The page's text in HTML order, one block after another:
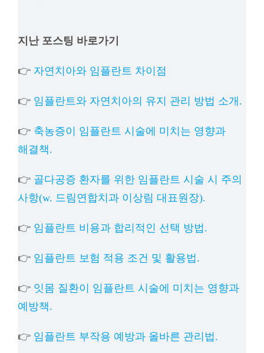
지난 포스팅 바로가기
👉 자연치아와 임플란트 차이점
👉 임플란트와 자연치아의 유지 관리 방법 소개.
👉 축농증이 임플란트 시술에 미치는 영향과
해결책.
👉 골다공증 환자를 위한 임플란트 시술 시 주의
사항(w. 드림연합치과 이상림 대표원장).
👉 임플란트 비용과 합리적인 선택 방법.
👉 임플란트 보험 적용 조건 및 활용법.
👉 잇몸 질환이 임플란트 시술에 미치는 영향과
예방책.
👉 임플란트 부작용 예방과 올바른 관리법.